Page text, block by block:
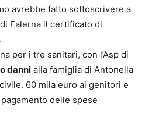
avrebbe fatto sottoscrivere a
Falerna il certificato di
per i tre sanitari, con l’Asp di
danni alla famiglia di Antonella
60 mila euro ai genitori e
delle spese